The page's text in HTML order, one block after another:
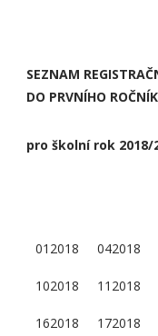
SEZNAM
DO PRVNÍHO
pro školní rok 2018/
012018 042018
102018 112018
162018 172018